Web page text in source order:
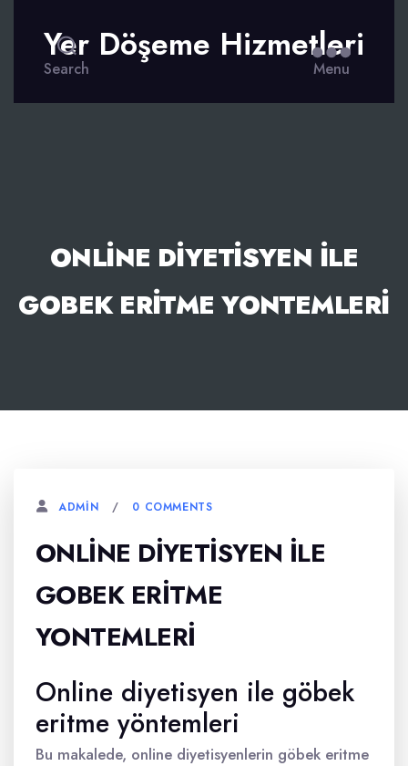
Search
Yer Döşeme Hizmetleri
Menu
ONLINE DIYETISYEN İLE
GOBEK ERITME YONTEMLERI
ADMIN 0 COMMENTS
ONLINE DIYETISYEN İLE
GOBEK ERITME
YONTEMLERI
Online diyetisyen ile göbek
eritme yöntemleri
Bu makalede, online diyetisyenlerin göbek eritme